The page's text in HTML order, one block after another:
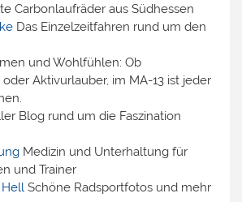
Carbonlaufräder aus Südhessen
Das Einzelzeitfahren rund um den
und Wohlfühlen: Ob
Aktivurlauber, im MA-13 ist jeder
Blog rund um die Faszination
Medizin und Unterhaltung für
und Trainer
Schöne Radsportfotos und mehr